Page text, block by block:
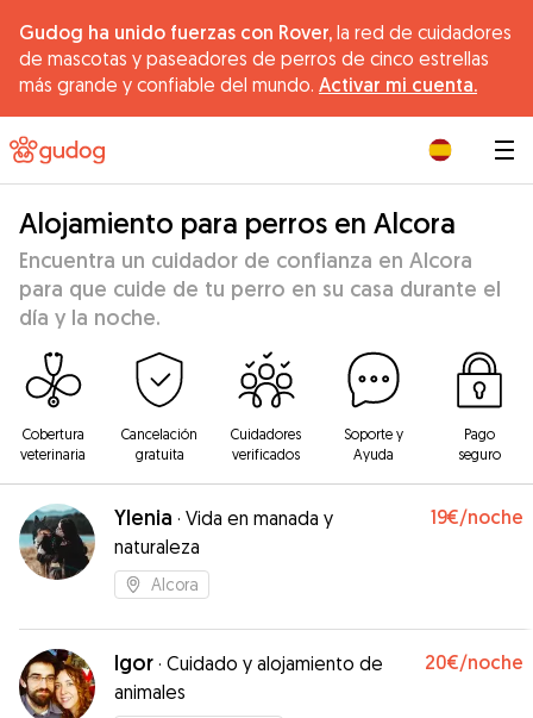
Gudog ha unido fuerzas con Rover, la red de cuidadores
de mascotas y paseadores de perros de cinco estrellas
más grande y confiable del mundo. Activar mi cuenta.
Alojamiento para perros en Alcora
Encuentra un cuidador de confianza en Alcora
para que cuide de tu perro en su casa durante el
día y la noche.
Cobertura
veterinaria
Cancelación
gratuita
Cuidadores
verificados
Soporte y
Ayuda
Pago
seguro
Ylenia · Vida en manada y
naturaleza
19€/noche
Alcora
Igor · Cuidado y alojamiento de
animales
20€/noche